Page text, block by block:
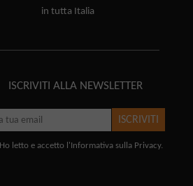
in tutta Italia
ISCRIVITI ALLA NEWSLETTER
ISCRIVITI
Ho letto e accetto l' Informativa sulla Privacy.